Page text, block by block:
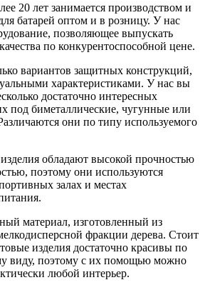
20 лет занимается производством и
батарей оптом и в розницу. У нас
позволяющее выпускать
по конкурентоспособной цене.
вариантов защитных конструкций,
характеристиками. У нас вы
достаточно интересных
под биметаллические, чугунные или
они по типу используемого
обладают высокой прочностью
поэтому они используются
залах и местах
материал, изготовленный из
фракции дерева. Стоит
изделия достаточно красивы по
виду, поэтому с их помощью можно
любой интерьер.